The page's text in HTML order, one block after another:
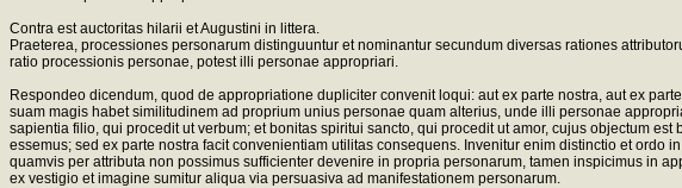
Contra est auctoritas hilarii et Augustini in littera.
Praeterea, processiones personarum distinguuntur et nominantur secundum diversas rationes
ratio processionis personae, potest illi personae appropriari.
Respondeo dicendum, quod de appropriatione dupliciter convenit loqui: aut ex parte nostra, aut ex
suam magis habet similitudinem ad proprium unius personae quam alterius, unde illi personae
sapientia filio, qui procedit ut verbum; et bonitas spiritui sancto, qui procedit ut amor, cujus objectum
essemus; sed ex parte nostra facit convenientiam utilitas consequens. Invenitur enim distinctio et
quamvis per attributa non possimus sufficienter devenire in propria personarum, tamen inspicimus in
ex vestigio et imagine sumitur aliqua via persuasiva ad manifestationem personarum.